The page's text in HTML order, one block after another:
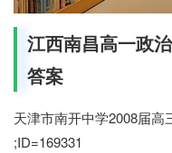
江西南昌高一政
答案
天津市南开中学2008届高
;ID=169331